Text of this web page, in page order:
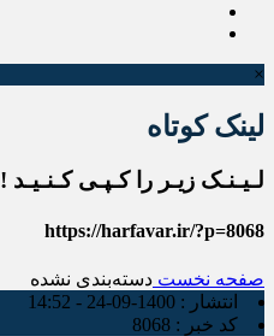
×
لینک کوتاه
لـیـنـک زیـر را کـپـی کـنـیـد !
https://harfavar.ir/?p=8068
صفحه نخست دسته‌بندی نشده
انتشار : 1400-09-24 - 14:52
کد خبر : 8068